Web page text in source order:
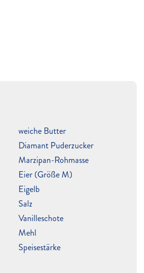
weiche Butter
Diamant Puderzucker
Marzipan-Rohmasse
Eier (Größe M)
Eigelb
Salz
Vanilleschote
Mehl
Speisestärke